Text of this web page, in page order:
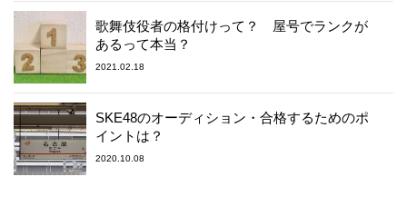
歌舞伎役者の格付けって？ 屋号でランクが
あるって本当？
2021.02.18
SKE48のオーディション・合格するためのポ
イントは？
2020.10.08